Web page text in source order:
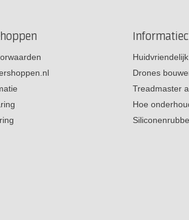
Drones
Treadmaster
Hoe